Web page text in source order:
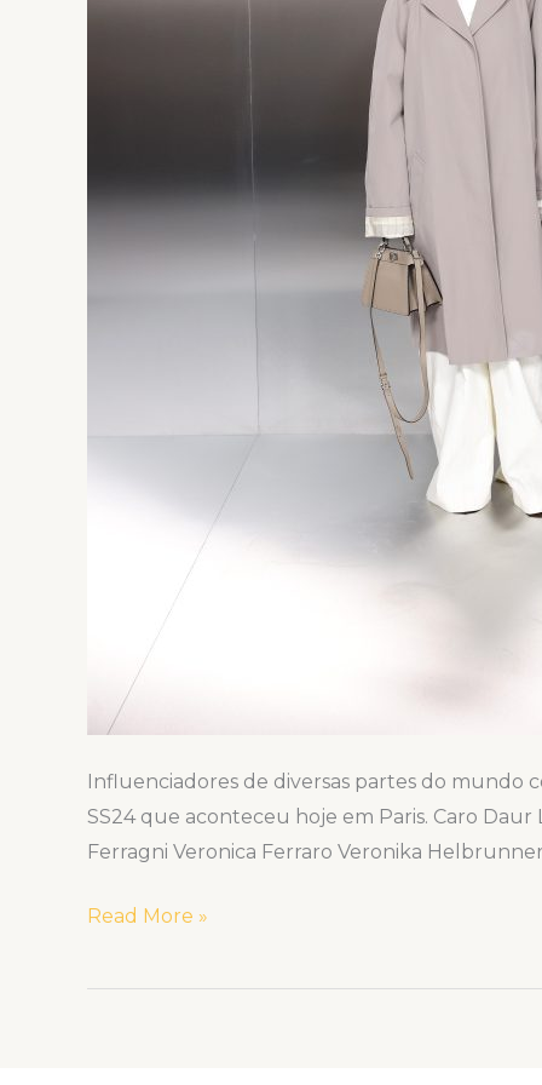
Influenciadores de diversas partes do mundo
SS24 que aconteceu hoje em Paris. Caro Daur
Ferragni Veronica Ferraro Veronika Helbrunner
Read More »